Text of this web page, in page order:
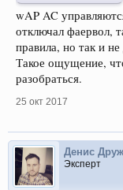
wAP AC
отключал фаервол,
правила, но так и
Такое ощущение,
разобраться.
25 окт 2017
Денис
Эксперт